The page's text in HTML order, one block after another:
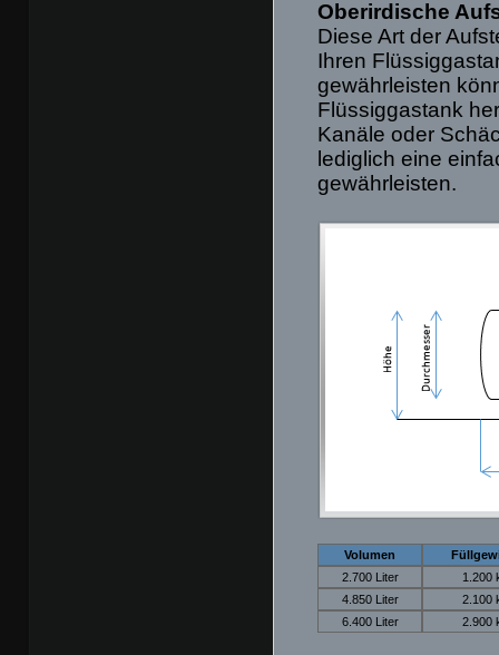
Oberirdische
Diese Art der
Ihren
gewährleisten
Flüssiggastank
Kanäle oder
lediglich eine
gewährleisten.
Volumen
2.700 Liter
1.200
4.850 Liter
2.100
6.400 Liter
2.900